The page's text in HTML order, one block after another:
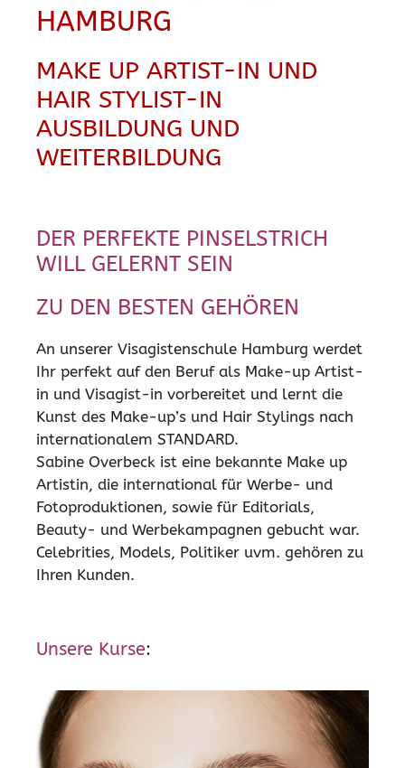
HAMBURG
MAKE UP ARTIST-IN UND
HAIR STYLIST-IN
AUSBILDUNG UND
WEITERBILDUNG
DER PERFEKTE PINSELSTRICH
WILL GELERNT SEIN
ZU DEN BESTEN GEHÖREN
An unserer Visagistenschule Hamburg werdet
Ihr perfekt auf den Beruf als Make-up Artist-
in und Visagist-in vorbereitet und lernt die
Kunst des Make-up’s und Hair Stylings nach
internationalem STANDARD.
Sabine Overbeck ist eine bekannte Make up
Artistin, die international für Werbe- und
Fotoproduktionen, sowie für Editorials,
Beauty- und Werbekampagnen gebucht war.
Celebrities, Models, Politiker uvm. gehören zu
Ihren Kunden.
Unsere Kurse: